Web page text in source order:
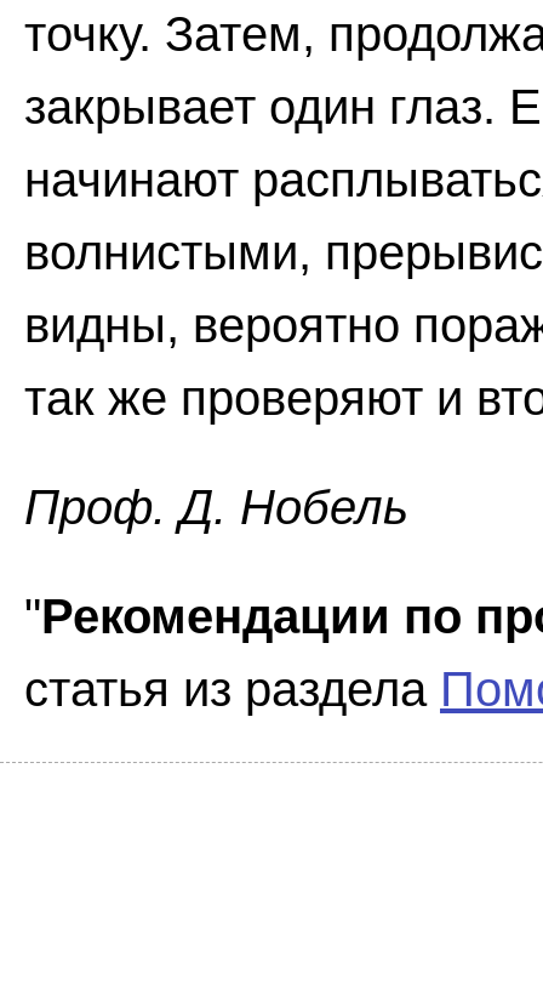
точку. Затем,
закрывает один глаз.
начинают
волнистыми,
видны, вероятно
так же проверяют и
Проф. Д. Нобель
"Рекомендации по
статья из раздела